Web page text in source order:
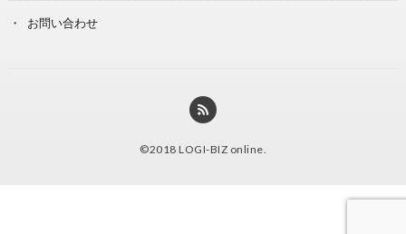
お問い合わせ
©2018 LOGI-BIZ online.